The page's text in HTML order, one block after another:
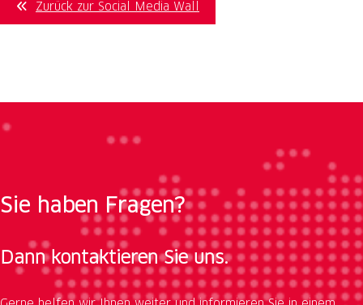
Zurück zur Social Media Wall
Sie haben Fragen?
Dann kontaktieren Sie uns.